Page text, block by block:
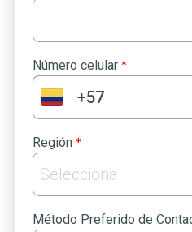
Recibe lo
Nombre *
Número celular *
Región *
Selecciona
Método Preferido de